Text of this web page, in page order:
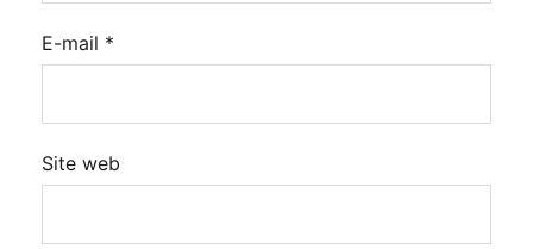
E-mail *
Site web